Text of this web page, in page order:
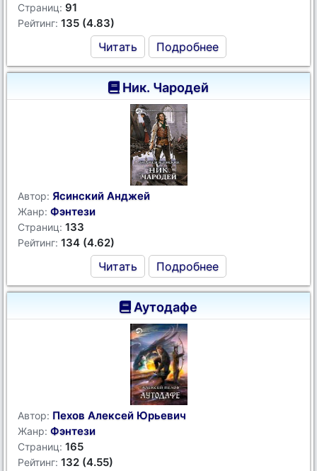
Страниц: 91
Рейтинг: 135 (4.83)
Читать Подробнее
Ник. Чародей
Автор: Ясинский Анджей
Жанр: Фэнтези
Страниц: 133
Рейтинг: 134 (4.62)
Читать Подробнее
Аутодафе
Автор: Пехов Алексей Юрьевич
Жанр: Фэнтези
Страниц: 165
Рейтинг: 132 (4.55)